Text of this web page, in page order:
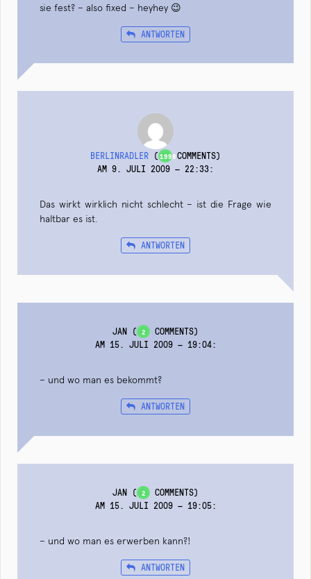
sie fest? – also fixed – heyhey 😉
ANTWORTEN
BERLINRADLER (1998COMMENTS)
AM 9. JULI 2009 — 22:33:
Das wirkt wirklich nicht schlecht – ist die Frage wie
haltbar es ist.
ANTWORTEN
JAN ( 2
COMMENTS)
AM 15. JULI 2009 — 19:04:
– und wo man es bekommt?
ANTWORTEN
JAN ( 2
COMMENTS)
AM 15. JULI 2009 — 19:05:
– und wo man es erwerben kann?!
ANTWORTEN